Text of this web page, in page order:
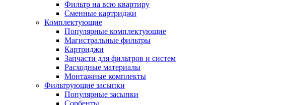
Фильтр на всю квартиру
Сменные картриджи
Комплектующие
Популярные комплектующие
Магистральные фильтры
Картриджи
Запчасти для фильтров и систем
Расходные материалы
Монтажные комплекты
Фильтрующие засыпки
Популярные засыпки
Сорбенты